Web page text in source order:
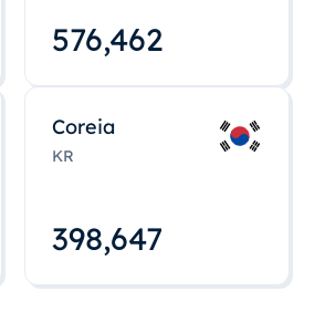
576,463
Coreia
KR
398,648